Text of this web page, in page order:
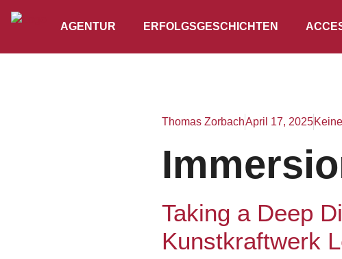
AGENTUR ERFOLGSGESCHICHTEN
Thomas ZorbachApril 17, 2025
Taking a Deep
Kunstkraftwerk